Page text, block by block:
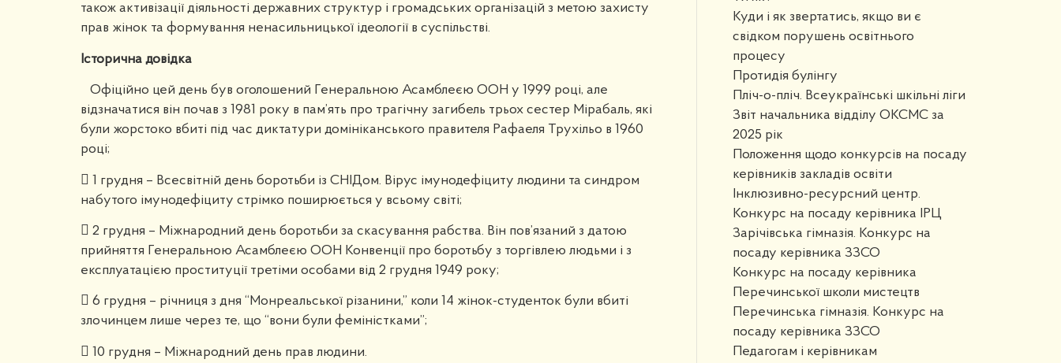
Куди і як звертатись, якщо ви є
свідком порушень освітнього
процесу
Протидія булінгу
Пліч-о-пліч. Всеукраїнські шкільні ліги
Звіт начальника відділу ОКСМС за
2025 рік
Положення щодо конкурсів на посаду
керівників закладів освіти
Інклюзивно-ресурсний центр.
Конкурс на посаду керівника ІРЦ
Зарічівська гімназія. Конкурс на
посаду керівника ЗЗСО
Конкурс на посаду керівника
Перечинської школи мистецтв
Перечинська гімназія. Конкурс на
посаду керівника ЗЗСО
Педагогам і керівникам
також активізації діяльності державних структур і громадських організацій з метою захисту
прав жінок та формування ненасильницької ідеології в суспільстві.
Історична довідка
Офіційно цей день був оголошений Генеральною Асамблеєю ООН у 1999 році, але
відзначатися він почав з 1981 року в пам’ять про трагічну загибель трьох сестер Мірабаль, які
були жорстоко вбиті під час диктатури домініканського правителя Рафаеля Трухільо в 1960
році;
 1 грудня – Всесвітній день боротьби із СНІДом. Вірус імунодефіциту людини та синдром
набутого імунодефіциту стрімко поширюється у всьому світі;
 2 грудня – Міжнародний день боротьби за скасування рабства. Він пов’язаний з датою
прийняття Генеральною Асамблеєю ООН Конвенції про боротьбу з торгівлею людьми і з
експлуатацією проституції третіми особами від 2 грудня 1949 року;
 6 грудня – річниця з дня “Монреальської різанини,” коли 14 жінок-студенток були вбиті
злочинцем лише через те, що “вони були феміністками”;
 10 грудня – Міжнародний день прав людини.